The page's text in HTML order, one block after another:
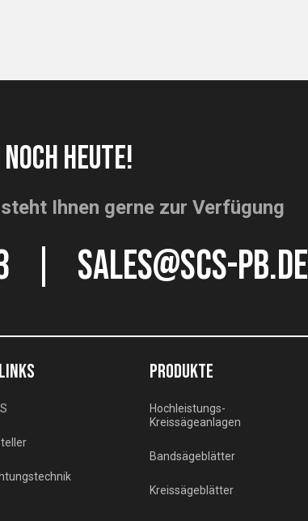
HEUTE!
Ihnen gerne zur Verfügung
sales@scs-pb.de
PRODUKTE
Hochleistungs-
Kreissägeanlagen
Bandsägeblätter
Kreissägeblätter